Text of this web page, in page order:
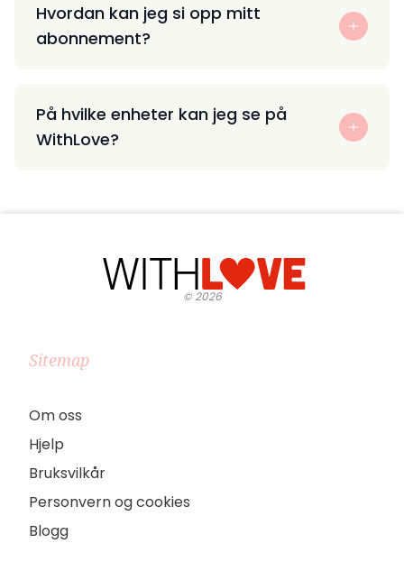
Hvordan kan jeg si opp mitt
abonnement?
På hvilke enheter kan jeg se på
WithLove?
©2026
Sitemap
Om oss
Hjelp
Bruksvilkår
Personvern og cookies
Blogg